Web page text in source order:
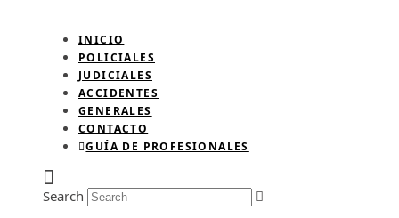
INICIO
POLICIALES
JUDICIALES
ACCIDENTES
GENERALES
CONTACTO
GUÍA DE PROFESIONALES
Search